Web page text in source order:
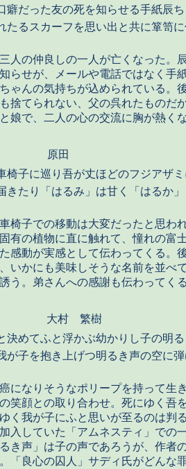
癖だった友の死を知らせる手紙辰
たるスカーフを思い出と共に箪笥
人の仲良しの一人が亡くなった。
らせが、メールや電話ではなく手
ゃんの気持ちが込められている。
捨てられない、父の呉れたものだ
娘で、二人の心の交流に胸が熱く
原田
椅子に巡り吾が丈ほどのフジアザ
きたり「はるみ」は甘く「はるか
椅子での移動は大変だったと思わ
有の植物に直に触れて、憧れの富
感動が実感として伝わってくる。
いかにも美味しそうな名前を並べ
う。弟さんへの感謝も伝わってく
大村 繁樹
決めてふと浮かぶ幼かりし子の明
が子を抱き上げつ明るき声の空に
になりそうなポリープを持って生
笑顔との取り合わせ。死にゆく吾
く我が子にふと思いが至るのは判
入していた「アムネスティ」での
るき声」は子の声であろうが、作者
「良心の囚人」サディ氏がどんな